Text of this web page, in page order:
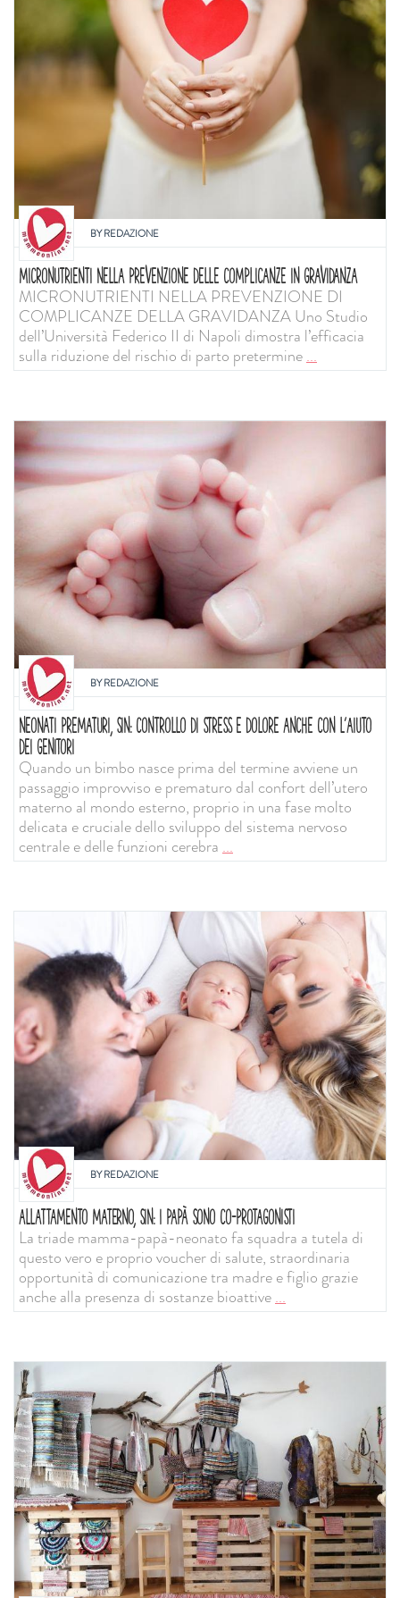
BYREDAZIONE
MICRONUTRIENTI NELLA PREVENZIONE DELLE COMPLICANZE IN GRAVIDANZA
MICRONUTRIENTI NELLA PREVENZIONE DI
COMPLICANZE DELLA GRAVIDANZA Uno Studio
dell’Università Federico II di Napoli dimostra l’efficacia
sulla riduzione del rischio di parto pretermine...
BYREDAZIONE
NEONATI PREMATURI, SIN: CONTROLLO DI STRESS E DOLORE ANCHE CON L'AIUTO
DEI GENITORI
Quando un bimbo nasce prima del termine avviene un
passaggio improvviso e prematuro dal confort dell’utero
materno al mondo esterno, proprio in una fase molto
delicata e cruciale dello sviluppo del sistema nervoso
centrale e delle funzioni cerebra...
BYREDAZIONE
ALLATTAMENTO MATERNO, SIN: I PAPÀ SONO CO-PROTAGONISTI
La triade mamma-papà-neonato fa squadra a tutela di
questo vero e proprio voucher di salute, straordinaria
opportunità di comunicazione tra madre e figlio grazie
anche alla presenza di sostanze bioattive...